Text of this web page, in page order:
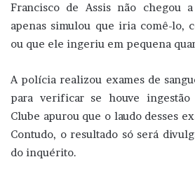
Francisco de Assis não chegou
apenas simulou que iria comê-lo,
ou que ele ingeriu em pequena
A polícia realizou exames de
para verificar se houve
Clube apurou que o laudo desses
Contudo, o resultado só será
do inquérito.